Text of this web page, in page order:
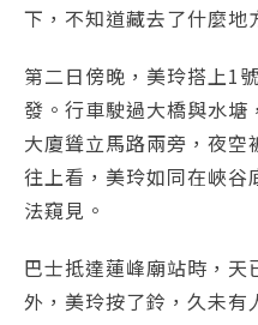
下，不知道藏去了什麼地
第二日傍晚，美玲搭上1
發。行車駛過大橋與水塘
大廈聳立馬路兩旁，夜
往上看，美玲如同在峽
法窺見。
巴士抵達蓮峰廟站時，
外，美玲按了鈴，久未有